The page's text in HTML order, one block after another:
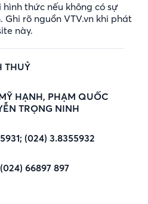
thức nếu không có sự
rõ nguồn VTV.vn khi phát
này.
THUỶ
HẠNH, PHẠM QUỐC
TRỌNG NINH
(024) 3.8355932
(024) 66897 897